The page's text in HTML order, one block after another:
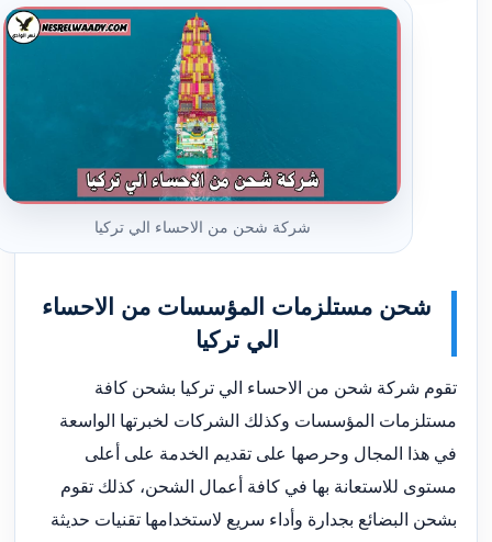
شركة شحن من الاحساء الي تركيا
شحن مستلزمات المؤسسات من الاحساء
الي تركيا
تقوم شركة شحن من الاحساء الي تركيا بشحن كافة
مستلزمات المؤسسات وكذلك الشركات لخبرتها الواسعة
في هذا المجال وحرصها على تقديم الخدمة على أعلى
مستوى للاستعانة بها في كافة أعمال الشحن، كذلك تقوم
بشحن البضائع بجدارة وأداء سريع لاستخدامها تقنيات حديثة